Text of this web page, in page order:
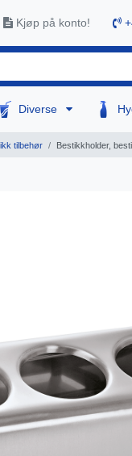
Kjøp på konto!
Diverse
tilbehør Bestikkholder,